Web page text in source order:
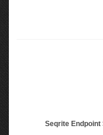
Seqrite